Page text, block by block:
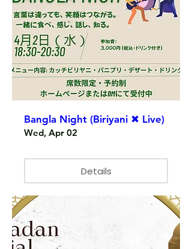
Bangla Night (Biriyani ✖ Live)
Wed, Apr 02
Details